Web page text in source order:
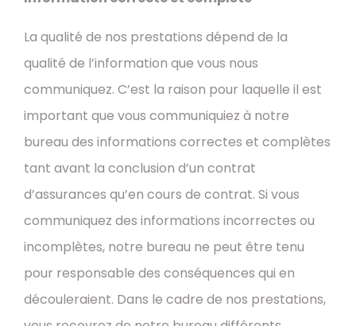
La qualité de nos prestations dépend de la
qualité de l’information que vous nous
communiquez. C’est la raison pour laquelle il est
important que vous communiquiez à notre
bureau des informations correctes et complètes
tant avant la conclusion d’un contrat
d’assurances qu’en cours de contrat. Si vous
communiquez des informations incorrectes ou
incomplètes, notre bureau ne peut être tenu
pour responsable des conséquences qui en
découleraient. Dans le cadre de nos prestations,